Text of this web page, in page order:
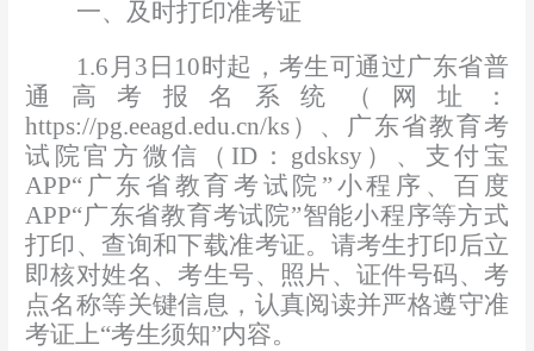
一、及时打印准考证
1.6 月 3 日 10时起， 考生可通过广东省普
通 高考 报名系统（网址：
https://pg.eeagd.edu.cn/ks ） 、 广东省教育考
试院官方微信（ ID： gdsksy） 、支付宝
APP“广东省教育考试院”小程序 、百度
APP“广东省教育考试院”智能小程序等方式
打印、查询和下载准考证。请考生打印后立
即核对姓名、考生号、照片、证件号码、考
点名称等关键信息，认真阅读并严格遵守准
考证上“考生须知”内容。